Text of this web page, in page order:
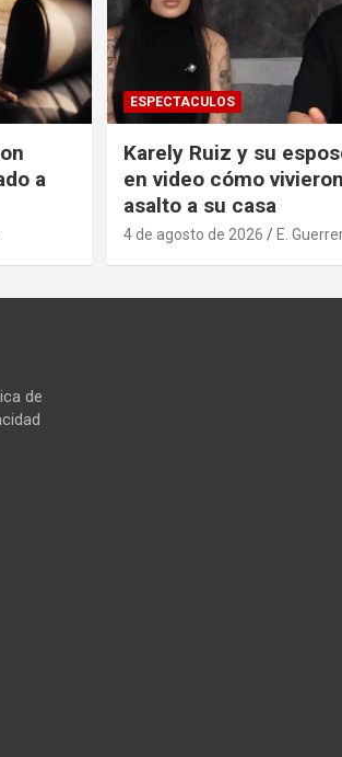
a
ESPECTACULOS
Karely Ruiz y su
en video cómo
asalto a su casa
4 de agosto de 2026 E.
de